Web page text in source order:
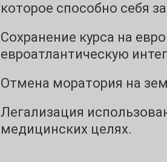
которое способно себя
Сохранение курса на
евроатлантическую
Отмена моратория на
Легализация
медицинских целях.